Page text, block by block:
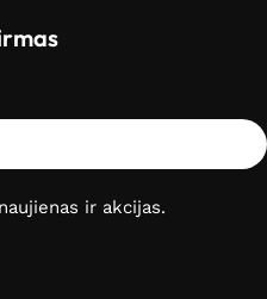
ir akcijas.